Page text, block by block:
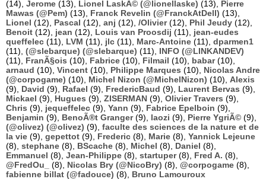
(14), Jerome (13), Lionel LaskÃ© (@lionellaske) (13), Pierre
Mawas (@Pem) (13), Franck Revelin (@FranckAtDell) (13),
Lionel (12), Pascal (12), anj (12), /Olivier(12), Phil Jeudy (12),
Benoit (12), jean (12), Louis van Proosdij (11), jean-eudes
queffelec (11), LVM (11), jlc (11), Marc-Antoine (11), dparmen1
(11), (@slebarque) (@slebarque) (11), INFO (@LINKANDEV)
(11), FranÃ§ois (10), Fabrice (10), Filmail (10), babar(10),
arnaud (10), Vincent (10), Philippe Marques (10), Nicolas Andre
(@corpogame) (10), Michel Nizon (@MichelNizon) (10), Alexis
(9), David (9), Rafael (9), FredericBaud (9), Laurent Bervas (9),
Mickael (9), Hugues (9), ZISERMAN (9), Olivier Travers (9),
Chris (9), jequeffelec (9), Yann (9), Fabrice Epelboin (9),
Benjamin (9), BenoÃ®t Granger(9), laozi (9), Pierre YgriÃ© (9),
(@olivez) (@olivez) (9), faculte des sciences de la nature et de
la vie (9), gepettot (9), Frederic (8), Marie (8), Yannick Lejeune
(8), stephane (8), BScache (8), Michel (8), Daniel (8),
Emmanuel (8), Jean-Philippe (8), startuper(8), Fred A. (8),
@FredOu_
(8), Nicolas Bry (@NicoBry) (8), @corpogame (8),
fabienne billat (@fadouce) (8), Bruno Lamouroux